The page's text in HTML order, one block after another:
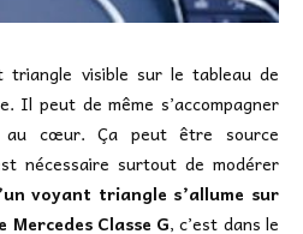
triangle visible sur le tableau de
Il peut de même s’accompagner
au cœur. Ça peut être source
nécessaire surtout de modérer
voyant triangle s’allume sur
Classe G, c’est dans le